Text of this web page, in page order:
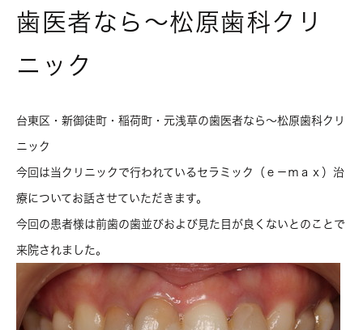
歯医者なら～松原歯科クリ
ニック
台東区・新御徒町・稲荷町・元浅草の歯医者なら～松原歯科クリ
ニック
今回は当クリニックで行われているセラミック（ｅ－ｍａｘ）治
療についてお話させていただきます。
今回の患者様は前歯の歯並びおよび見た目が良くないとのことで
来院されました。